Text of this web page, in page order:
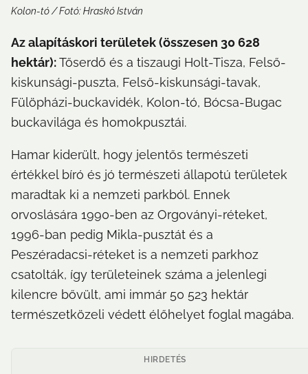
Kolon-tó / Fotó: Hraskó István
Az alapításkori területek (összesen 30 628
hektár): Tőserdő és a tiszaugi Holt-Tisza, Felső-
kiskunsági-puszta, Felső-kiskunsági-tavak,
Fülöpházi-buckavidék, Kolon-tó, Bócsa-Bugac
buckavilága és homokpusztái.
Hamar kiderült, hogy jelentős természeti
értékkel bíró és jó természeti állapotú területek
maradtak ki a nemzeti parkból. Ennek
orvoslására 1990-ben az Orgoványi-réteket,
1996-ban pedig Mikla-pusztát és a
Peszéradacsi-réteket is a nemzeti parkhoz
csatolták, így területeinek száma a jelenlegi
kilencre bővült, ami immár 50 523 hektár
természetközeli védett élőhelyet foglal magába.
HIRDETÉS